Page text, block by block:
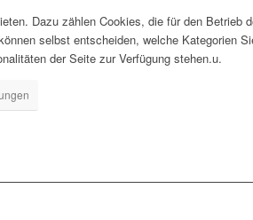
Dazu zählen Cookies, die für den Betrieb
selbst entscheiden, welche Kategorien
der Seite zur Verfügung stehen.u.